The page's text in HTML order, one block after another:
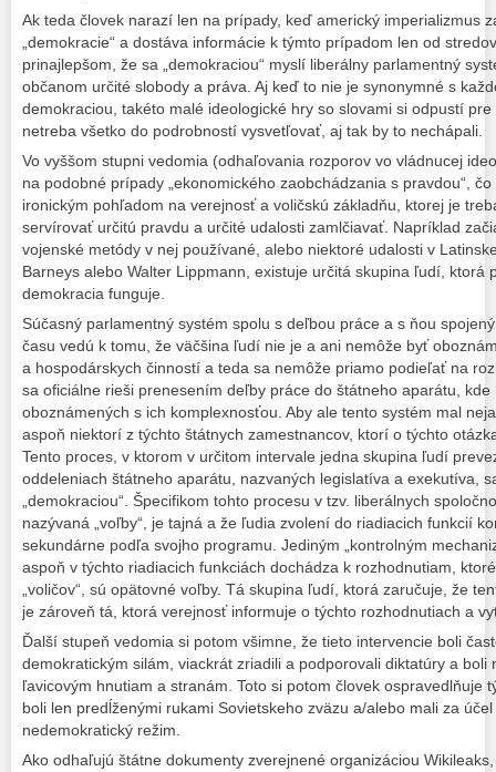
Ak teda človek narazí len na prípady, keď americký imperializmus
„demokracie“ a dostáva informácie k týmto prípadom len od
prinajlepšom, že sa „demokraciou“ myslí liberálny parlamentný
občanom určité slobody a práva. Aj keď to nie je synonymné s
demokraciou, takéto malé ideologické hry so slovami si odpustí
netreba všetko do podrobností vysvetľovať, aj tak by to nechápali.
Vo vyššom stupni vedomia (odhaľovania rozporov vo vládnucej
na podobné prípady „ekonomického zaobchádzania s pravdou“,
ironickým pohľadom na verejnosť a voličskú základňu, ktorej je
servírovať určitú pravdu a určité udalosti zamlčiavať. Napríklad
vojenské metódy v nej používané, alebo niektoré udalosti v
Barneys alebo Walter Lippmann, existuje určitá skupina ľudí, ktorá
demokracia funguje.
Súčasný parlamentný systém spolu s deľbou práce a s ňou
času vedú k tomu, že väčšina ľudí nie je a ani nemôže byť
a hospodárskych činností a teda sa nemôže priamo podieľať na
sa oficiálne rieši prenesením deľby práce do štátneho aparátu,
oboznámených s ich komplexnosťou. Aby ale tento systém mal
aspoň niektorí z týchto štátnych zamestnancov, ktorí o týchto
Tento proces, v ktorom v určitom intervale jedna skupina ľudí
oddeleniach štátneho aparátu, nazvaných legislatíva a exekutíva,
„demokraciou“. Špecifikom tohto procesu v tzv. liberálnych
nazývaná „voľby“, je tajná a že ľudia zvolení do riadiacich funkcií
sekundárne podľa svojho programu. Jediným „kontrolným
aspoň v týchto riadiacich funkciách dochádza k rozhodnutiam,
„voličov“, sú opätovné voľby. Tá skupina ľudí, ktorá zaručuje, že
je zároveň tá, ktorá verejnosť informuje o týchto rozhodnutiach a
Ďalší stupeň vedomia si potom všimne, že tieto intervencie boli
demokratickým silám, viackrát zriadili a podporovali diktatúry a
ľavicovým hnutiam a stranám. Toto si potom človek ospravedlňuje
boli len predĺženými rukami Sovietskeho zväzu a/alebo mali za
nedemokratický režim.
Ako odhaľujú štátne dokumenty zverejnené organizáciou